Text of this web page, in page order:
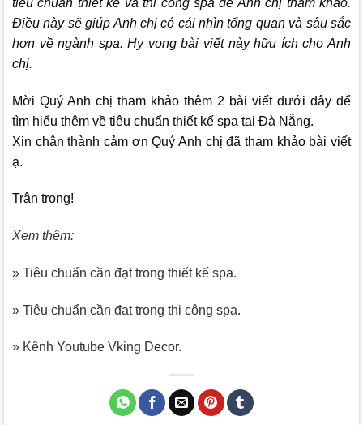
Điều này sẽ giúp Anh chị có cái nhìn tổng quan và sâu sắc
hơn về ngành spa. Hy vọng bài viết này hữu ích cho Anh
chị.
Mời Quý Anh chị tham khảo thêm 2 bài viết dưới đây để
tìm hiểu thêm về tiêu chuẩn thiết kế spa tại Đà Nẵng.
Xin chân thành cảm ơn Quý Anh chị đã tham khảo bài viết
ạ.
Trân trọng!
Xem thêm:
» Tiêu chuẩn cần đạt trong thiết kế spa.
» Tiêu chuẩn cần đạt trong thi công spa.
» Kênh Youtube Vking Decor.